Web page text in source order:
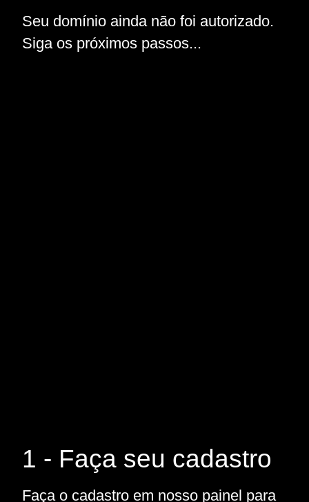
Seu domínio ainda não foi autorizado.
Siga os próximos passos...
1 - Faça seu cadastro
Faça o cadastro em nosso painel para